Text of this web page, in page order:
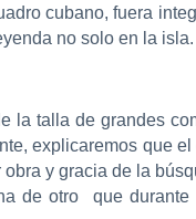
cubano, fuera
no solo en la isla.
la talla de grandes
explicaremos que el
y gracia de la
de otro que durante